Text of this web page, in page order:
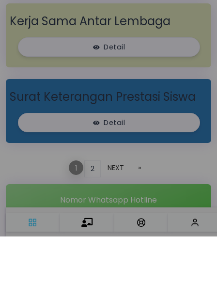
Kerja Sama Antar Lembaga
Detail
Surat Keterangan Prestasi Siswa
Detail
1 2 NEXT »
Nomor Whatsapp Hotline
+6285274686403